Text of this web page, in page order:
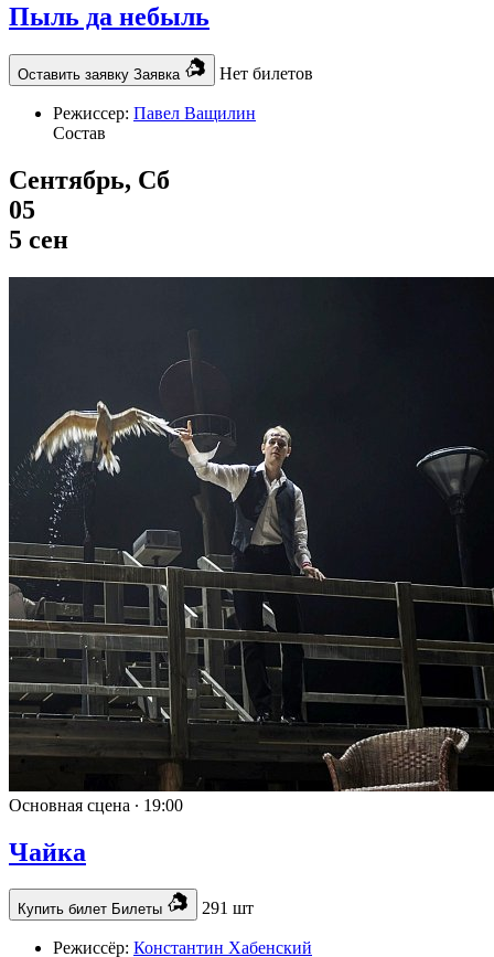
Пыль да небыль
Оставить заявку Заявка Нет билетов
Режиссер: Павел Ващилин
Состав
Сентябрь, Сб
05
5 сен
Основная сцена ∙ 19:00
Чайка
Купить билет Билеты 291 шт
Режиссёр: Константин Хабенский